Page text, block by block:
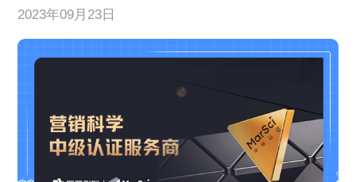
2023年09月23日